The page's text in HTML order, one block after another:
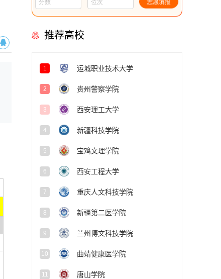
推荐高校
1 运城职业技术大学
2 贵州警察学院
3 西安理工大学
4 新疆科技学院
5 宝鸡文理学院
6 西安工程大学
7 重庆人文科技学院
8 新疆第二医学院
9 兰州博文科技学院
10 曲靖健康医学院
11 唐山学院